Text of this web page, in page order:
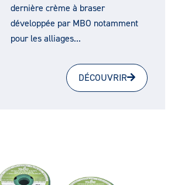
dernière crème à braser
développée par MBO notamment
pour les alliages...
DÉCOUVRIR